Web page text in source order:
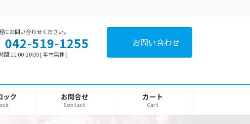
にお問い合わせください。
042-519-1255
間 11:00-20:00 [ 年中無休 ]
お問い合わせ
ック お問合せ
Contact
カート
Cart